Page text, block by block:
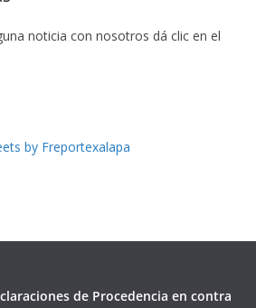
noticia con nosotros dá clic en el
by Freportexalapa
de Procedencia en contra